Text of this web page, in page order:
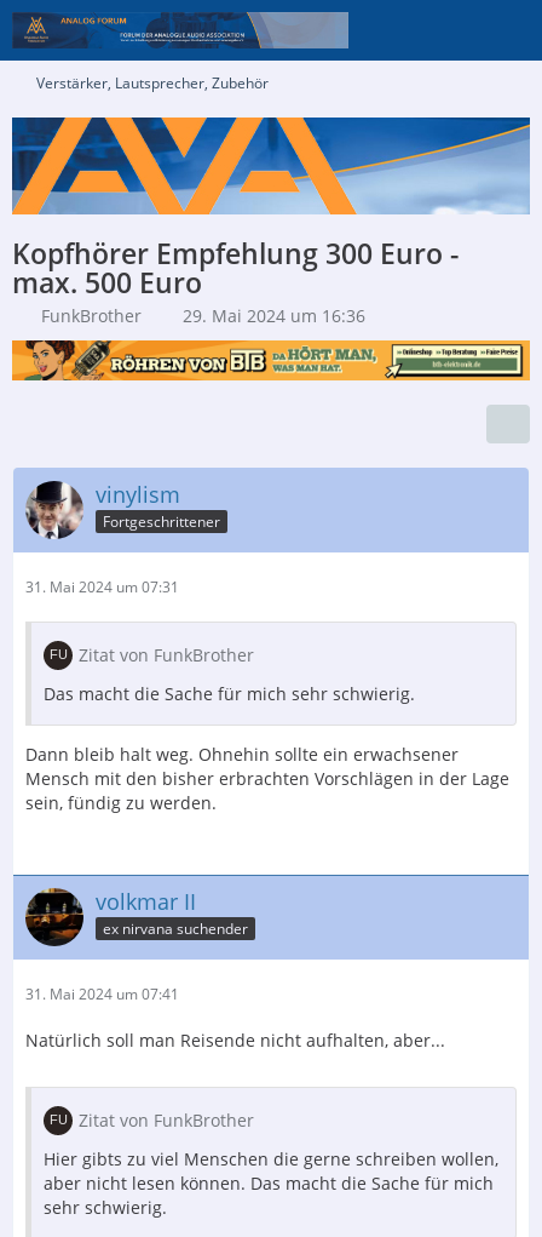
Verstärker, Lautsprecher, Zubehör
Kopfhörer Empfehlung 300 Euro -
max. 500 Euro
FunkBrother 29. Mai 2024 um 16:36
vinylism
Fortgeschrittener
31. Mai 2024 um 07:31
Zitat von FunkBrother
Das macht die Sache für mich sehr schwierig.
Dann bleib halt weg. Ohnehin sollte ein erwachsener
Mensch mit den bisher erbrachten Vorschlägen in der Lage
sein, fündig zu werden.
volkmar II
ex nirvana suchender
31. Mai 2024 um 07:41
Natürlich soll man Reisende nicht aufhalten, aber...
Zitat von FunkBrother
Hier gibts zu viel Menschen die gerne schreiben wollen,
aber nicht lesen können. Das macht die Sache für mich
sehr schwierig.